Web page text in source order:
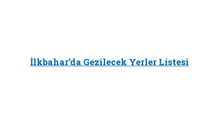
İlkbahar’da Gezilecek Yerler Listesi